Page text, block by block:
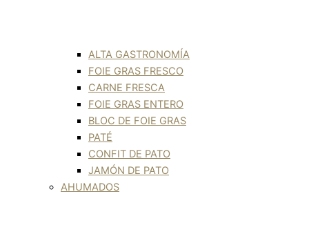
ALTA GASTRONOMÍA
FOIE GRAS FRESCO
CARNE FRESCA
FOIE GRAS ENTERO
BLOC DE FOIE GRAS
PATÉ
CONFIT DE PATO
JAMÓN DE PATO
AHUMADOS